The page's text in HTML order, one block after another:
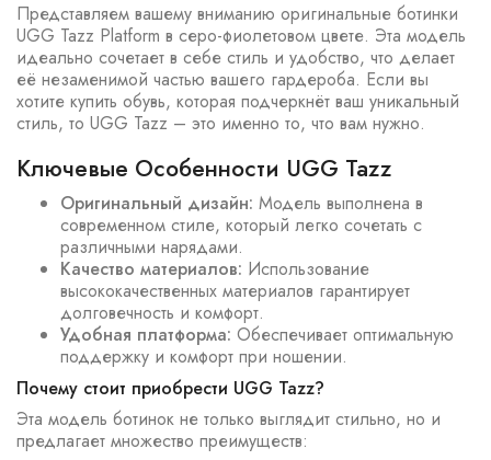
Представляем вашему вниманию оригинальные ботинки
UGG Tazz Platform в серо-фиолетовом цвете. Эта модель
идеально сочетает в себе стиль и удобство, что делает
её незаменимой частью вашего гардероба. Если вы
хотите купить обувь, которая подчеркнёт ваш уникальный
стиль, то UGG Tazz – это именно то, что вам нужно.
Ключевые Особенности UGG Tazz
Оригинальный дизайн: Модель выполнена в
современном стиле, который легко сочетать с
различными нарядами.
Качество материалов: Использование
высококачественных материалов гарантирует
долговечность и комфорт.
Удобная платформа: Обеспечивает оптимальную
поддержку и комфорт при ношении.
Почему стоит приобрести UGG Tazz?
Эта модель ботинок не только выглядит стильно, но и
предлагает множество преимуществ: